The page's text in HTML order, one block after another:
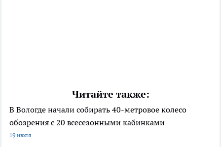
Читайте также:
В Вологде начали собирать 40-метровое колесо
обозрения с 20 всесезонными кабинками
19 июля